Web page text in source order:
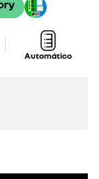
Automático